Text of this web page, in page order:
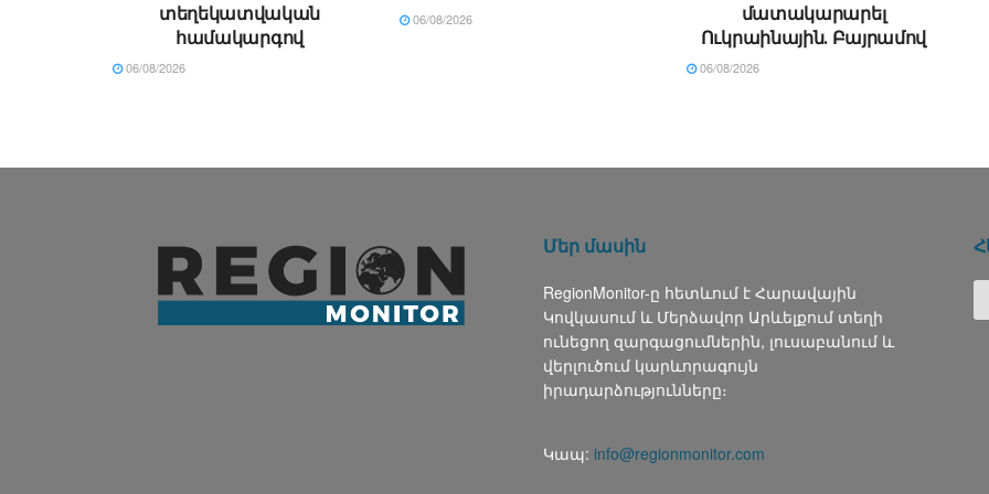
տեղեկատվական
համակարգով
06/08/2026
06/08/2026
մատակարարել
Ուկրաինային․ Բայրամով
06/08/2026
Մեր մասին
RegionMonitor-ը հետևում է Հարավային
Կովկասում և Մերձավոր Արևելքում տեղի
ունեցող զարգացումներին, լուսաբանում և
վերլուծում կարևորագույն
իրադարձությունները։
Կապ: info@regionmonitor.com